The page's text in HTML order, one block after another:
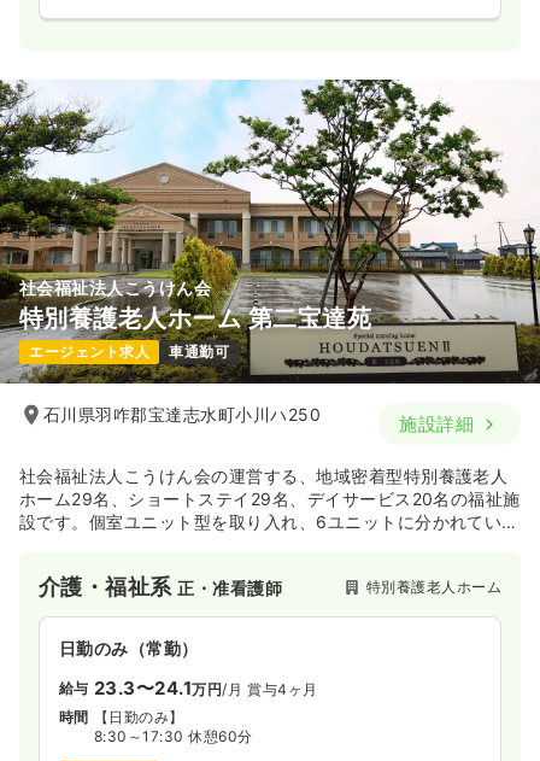
社会福祉法人こうけん会
特別養護老人ホーム 第二宝達苑
エージェント求人 車通勤可
石川県羽咋郡宝達志水町小川ハ250 施設詳細
社会福祉法人こうけん会の運営する、地域密着型特別養護老人
ホーム29名、ショートステイ29名、デイサービス20名の福祉施
設です。個室ユニット型を取り入れ、6ユニットに分かれていま
介護・福祉系正・准看護師 特別養護老人ホーム
日勤のみ（常勤）
給与 23.3〜24.1万円/月 賞与4ヶ月
時間
【日勤のみ】
8:30～17:30 休憩60分